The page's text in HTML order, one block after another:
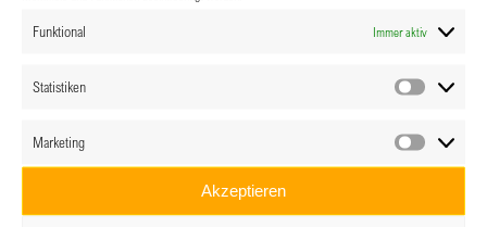
Funktional Immer aktiv
Statistiken
Marketing
Akzeptieren
BPW Austria
Generalversammlung
EPD-WarmUP